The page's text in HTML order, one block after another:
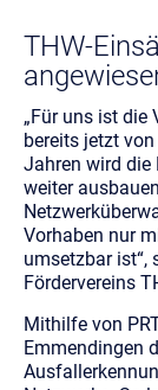
THW-
„Für uns ist die
bereits jetzt
Jahren wird die
weiter
Vorhaben nur
umsetzbar ist“,
Fördervereins
Mithilfe von
Emmendingen